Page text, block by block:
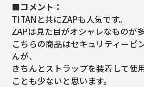
■コメント：
TITANと共にZAPも人気です。
ZAPは見た目がオシャレなものが
こちらの商品はセキュリティーピ
んが、
きちんとストラップを装着して使
ことも少ないと思います。